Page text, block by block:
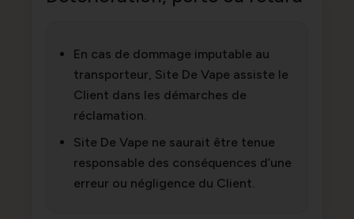
En cas de dommage imputable au
transporteur, Site De Vape assiste le
Client dans les démarches de
réclamation.
Site De Vape ne saurait être tenue
responsable des conséquences d’une
erreur ou négligence du Client.